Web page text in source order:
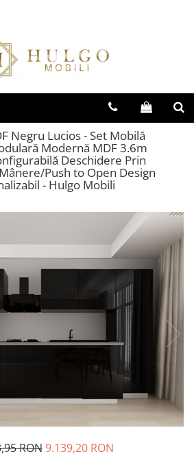
Negru Lucios - Set Mobilă
Modernă MDF 3.6m
Deschidere Prin
Push to Open Design
- Hulgo Mobili
RON 9.139,20 RON